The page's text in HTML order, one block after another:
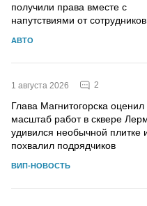
получили права вместе с
напутствиями от
АВТО
1 августа 2026 2
Глава Магнитогорска оценил
масштаб работ в сквере
удивился необычной плитке
похвалил подрядчиков
ВИП-НОВОСТЬ